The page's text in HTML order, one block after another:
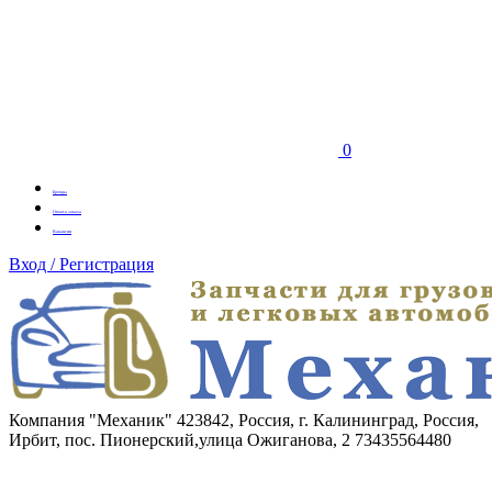
0
Бренды
Оплата заказа
Вакансии
Вход / Регистрация
Компания "Механик" 423842, Россия, г. Калининград, Россия,
Ирбит, пос. Пионерский,улица Ожиганова, 2 73435564480